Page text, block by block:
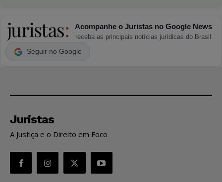
Acompanhe o Juristas no Google News
receba as principais notícias jurídicas do Brasil
Seguir no Google
Juristas
A Justiça e o Direito em Foco